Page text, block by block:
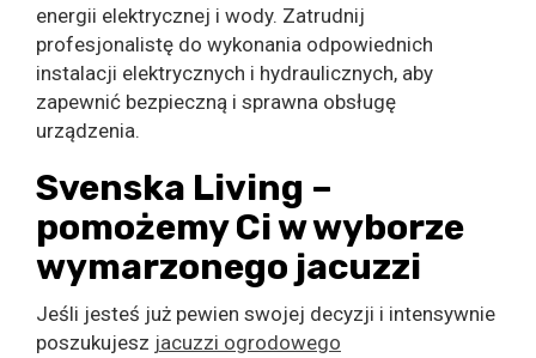
energii elektrycznej i wody. Zatrudnij
profesjonalistę do wykonania odpowiednich
instalacji elektrycznych i hydraulicznych, aby
zapewnić bezpieczną i sprawna obsługę
urządzenia.
Svenska Living –
pomożemy Ci w wyborze
wymarzonego jacuzzi
Jeśli jesteś już pewien swojej decyzji i intensywnie
poszukujesz jacuzzi ogrodowego